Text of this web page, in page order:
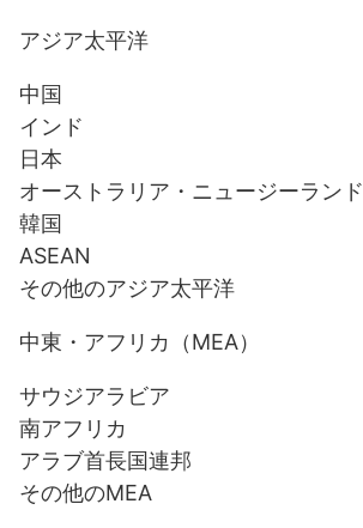
アジア太平洋
中国
インド
日本
オーストラリア・ニュージーランド
韓国
ASEAN
その他のアジア太平洋
中東・アフリカ（MEA）
サウジアラビア
南アフリカ
アラブ首長国連邦
その他のMEA